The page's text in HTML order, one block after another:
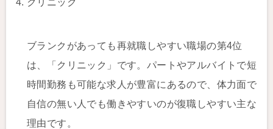
クリニック
ブランクがあっても再就職しやすい職場の第4位
は、「クリニック」です。パートやアルバイトで短
時間勤務も可能な求人が豊富にあるので、体力面で
自信の無い人でも働きやすいのが復職しやすい主な
理由です。